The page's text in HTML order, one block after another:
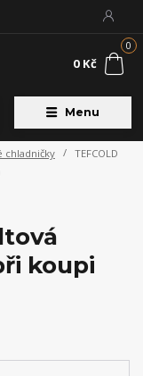
Menu
0
0 Kč
chladničky
TEFCOLD
koupi